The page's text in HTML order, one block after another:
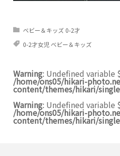
ベビー＆キッズ 0-2才
0-2才女児 ベビー＆キッズ
Warning: Undefined variable
/home/ons05/hikari-
content/themes/hikari/
Warning: Undefined variable
/home/ons05/hikari-
content/themes/hikari/